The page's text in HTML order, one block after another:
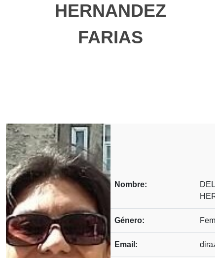
HERNANDEZ
FARIAS
Nombre:
Género:
Email: